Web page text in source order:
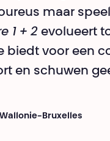
maar
1 + 2 evolueert
biedt voor een
en schuwen
Bruxelles